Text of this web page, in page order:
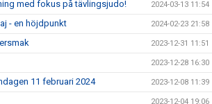
med fokus på tävlingsjudo! 2024-03-13 11:54
- en höjdpunkt 2024-02-23 21:58
2023-12-31 11:51
2023-12-28 16:30
11 februari 2024 2023-12-08 11:39
2023-12-04 19:06